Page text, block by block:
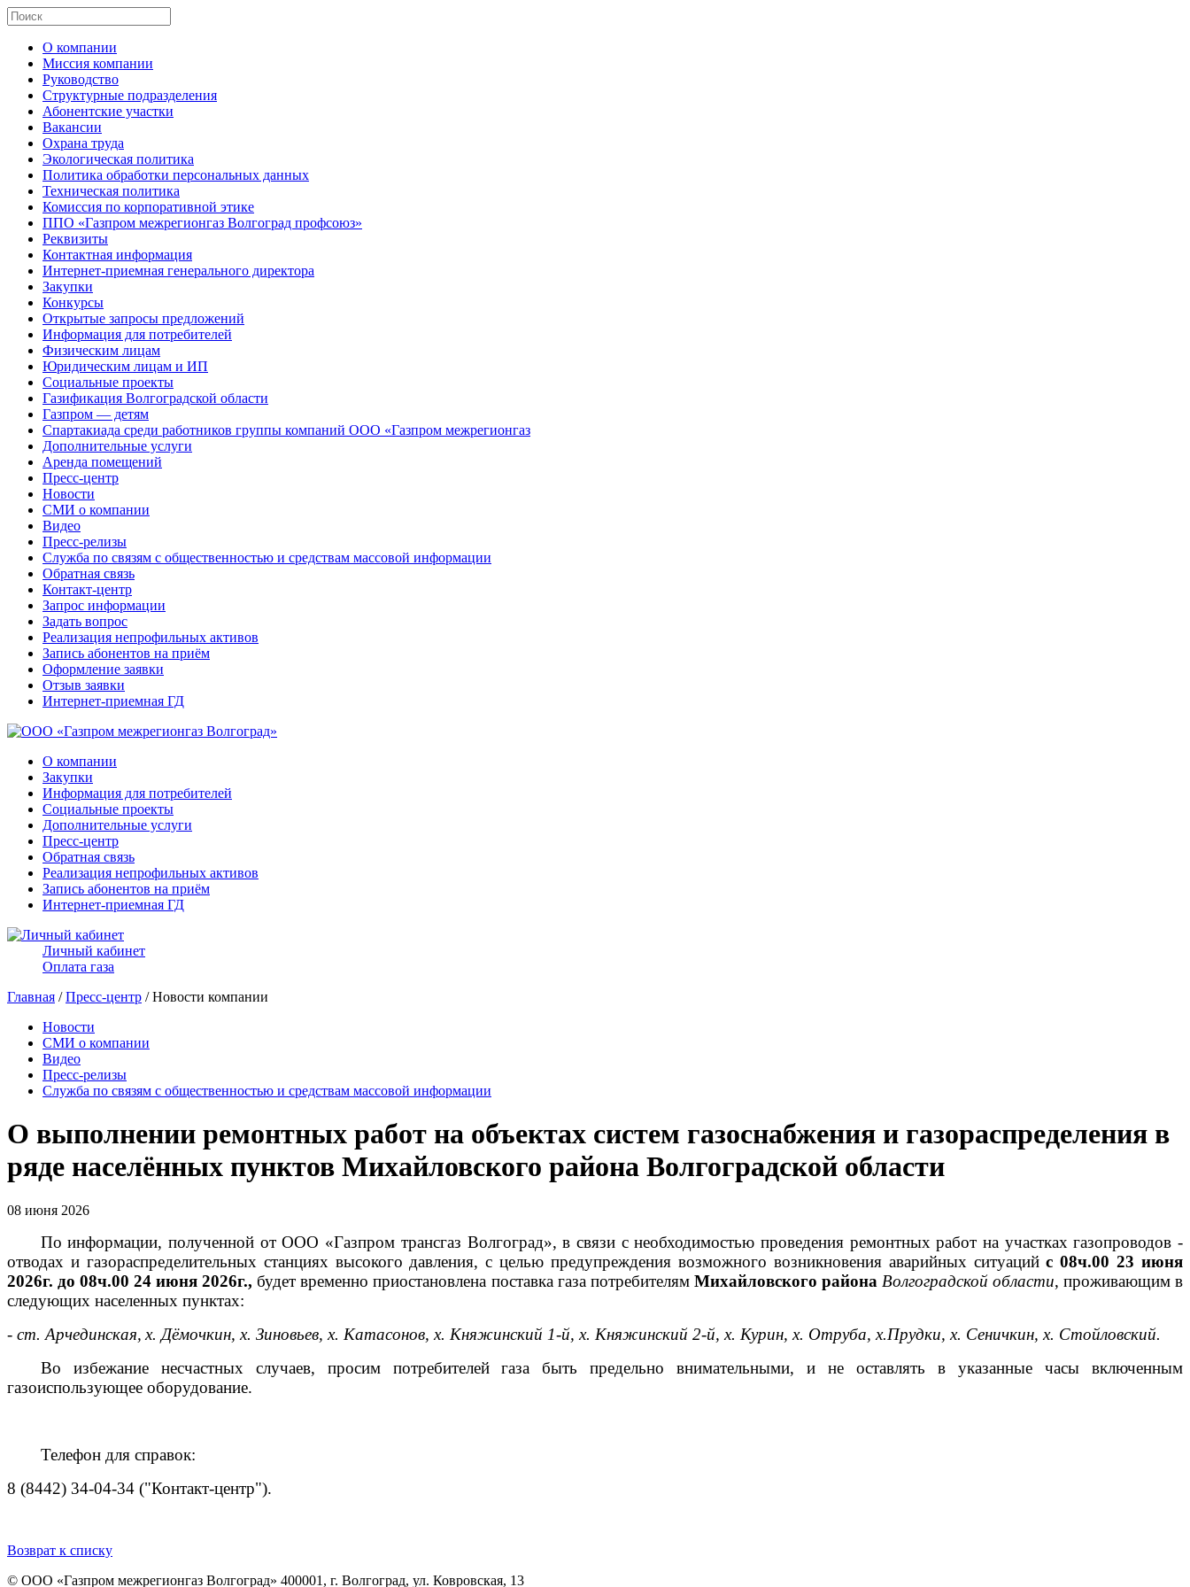
О компании
Миссия компании
Руководство
Структурные подразделения
Абонентские участки
Вакансии
Охрана труда
Экологическая политика
Политика обработки персональных данных
Техническая политика
Комиссия по корпоративной этике
ППО «Газпром межрегионгаз Волгоград профсоюз»
Реквизиты
Контактная информация
Интернет-приемная генерального директора
Закупки
Конкурсы
Открытые запросы предложений
Информация для потребителей
Физическим лицам
Юридическим лицам и ИП
Социальные проекты
Газификация Волгоградской области
Газпром — детям
Спартакиада среди работников группы компаний ООО «Газпром межрегионгаз
Дополнительные услуги
Аренда помещений
Пресс-центр
Новости
СМИ о компании
Видео
Пресс-релизы
Служба по связям с общественностью и средствам массовой информации
Обратная связь
Контакт-центр
Запрос информации
Задать вопрос
Реализация непрофильных активов
Запись абонентов на приём
Оформление заявки
Отзыв заявки
Интернет-приемная ГД
О компании
Закупки
Информация для потребителей
Социальные проекты
Дополнительные услуги
Пресс-центр
Обратная связь
Реализация непрофильных активов
Запись абонентов на приём
Интернет-приемная ГД
Личный кабинет
Оплата газа
Главная /Пресс-центр / Новости компании
Новости
СМИ о компании
Видео
Пресс-релизы
Служба по связям с общественностью и средствам массовой информации
О выполнении ремонтных работ на объектах систем газоснабжения и газораспределения в
ряде населённых пунктов Михайловского района Волгоградской области
08 июня 2026
По информации, полученной от ООО «Газпром трансгаз Волгоград», в связи с необходимостью проведения ремонтных работ на участках газопроводов -
отводах и газораспределительных станциях высокого давления, с целью предупреждения возможного возникновения аварийных ситуацийс 08ч.00 23 июня
2026г. до 08ч.00 24 июня 2026г.,будет временно приостановлена поставка газа потребителям Михайловского района Волгоградской области, проживающим в
следующих населенных пунктах:
- ст. Арчединская, х. Дёмочкин, х. Зиновьев, х. Катасонов, х. Княжинский 1-й, х. Княжинский 2-й, х. Курин, х. Отруба, х.Прудки, х. Сеничкин, х. Стойловский.
Во избежание несчастных случаев, просим потребителей газа быть предельно внимательными, и не оставлять в указанные часы включенным
газоиспользующее оборудование.
Телефон для справок:
8 (8442) 34-04-34 ("Контакт-центр").
Возврат к списку
© ООО «Газпром межрегионгаз Волгоград» 400001, г. Волгоград, ул. Ковровская, 13